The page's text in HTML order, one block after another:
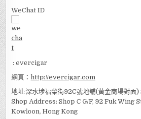
WeChat ID
: evercigar
網頁：http://evercigar.com
地址:深水埗福榮街92C號地舖(黃金商場對面
Shop Address: Shop C G/F, 92 Fuk Wing
Kowloon, Hong Kong